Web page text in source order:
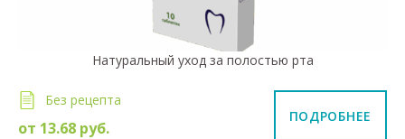
Натуральный уход за полостью рта
Без рецепта
от 13.68 руб.
ПОДРОБНЕЕ